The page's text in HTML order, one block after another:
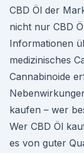
CBD Öl der
nicht nur CBD
Informationen
medizinisches
Cannabinoide
kaufen – wer
Wer CBD Öl
es von guter